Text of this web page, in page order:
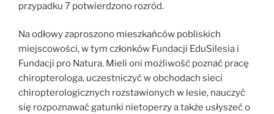
przypadku 7 potwierdzono rozród.
Na odłowy zaproszono mieszkańców pobliskich
miejscowości, w tym członków Fundacji EduSilesia i
Fundacji pro Natura. Mieli oni możliwość poznać pracę
chiropterologa, uczestniczyć w obchodach sieci
chiropterologicznych rozstawionych w lesie, nauczyć
się rozpoznawać gatunki nietoperzy a także usłyszeć o